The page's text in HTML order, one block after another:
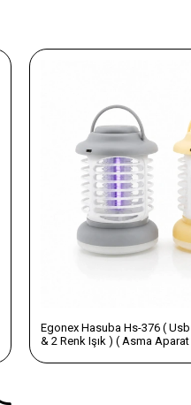
Egonex Hasuba Hs-376 ( Usb
& 2 Renk Işık ) ( Asma Aparat
Kovucu*50